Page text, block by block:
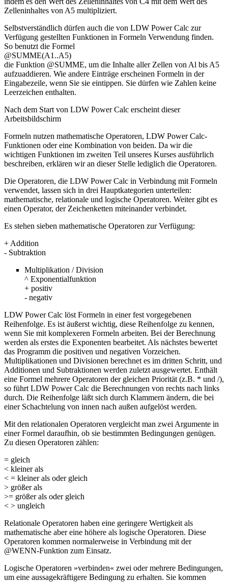
Zelleninhaltes von A5 multipliziert.
Selbstverständlich dürfen auch die von LDW Power Calc zur
Verfügung gestellten Funktionen in Formeln Verwendung finden.
So benutzt die Formel
@SUMME(A1..A5)
die Funktion @SUMME, um die Inhalte aller Zellen von Al bis A5
aufzuaddieren. Wie andere Einträge erscheinen Formeln in der
Eingabezeile, wenn Sie sie eintippen. Sie dürfen wie Zahlen keine
Leerzeichen enthalten.
Nach dem Start von LDW Power Calc erscheint dieser
Arbeitsbildschirm
Formeln nutzen mathematische Operatoren, LDW Power Calc-
Funktionen oder eine Kombination von beiden. Da wir die
wichtigen Funktionen im zweiten Teil unseres Kurses ausführlich
beschreiben, erklären wir an dieser Stelle lediglich die Operatoren.
Die Operatoren, die LDW Power Calc in Verbindung mit Formeln
verwendet, lassen sich in drei Hauptkategorien unterteilen:
mathematische, relationale und logische Operatoren. Weiter gibt es
einen Operator, der Zeichenketten miteinander verbindet.
Es stehen sieben mathematische Operatoren zur Verfügung:
+ Addition
- Subtraktion
Multiplikation / Division
^ Exponentialfunktion
+ positiv
- negativ
LDW Power Calc löst Formeln in einer fest vorgegebenen
Reihenfolge. Es ist äußerst wichtig, diese Reihenfolge zu kennen,
wenn Sie mit komplexeren Formeln arbeiten. Bei der Berechnung
werden als erstes die Exponenten bearbeitet. Als nächstes bewertet
das Programm die positiven und negativen Vorzeichen.
Multiplikationen und Divisionen berechnet es im dritten Schritt, und
Additionen und Subtraktionen werden zuletzt ausgewertet. Enthält
eine Formel mehrere Operatoren der gleichen Priorität (z.B. * und /),
so führt LDW Power Calc die Berechnungen von rechts nach links
durch. Die Reihenfolge läßt sich durch Klammern ändern, die bei
einer Schachtelung von innen nach außen aufgelöst werden.
Mit den relationalen Operatoren vergleicht man zwei Argumente in
einer Formel daraufhin, ob sie bestimmten Bedingungen genügen.
Zu diesen Operatoren zählen:
= gleich
< kleiner als
< = kleiner als oder gleich
> größer als
>= größer als oder gleich
< > ungleich
Relationale Operatoren haben eine geringere Wertigkeit als
mathematische aber eine höhere als logische Operatoren. Diese
Operatoren kommen normalerweise in Verbindung mit der
@WENN-Funktion zum Einsatz.
Logische Operatoren »verbinden« zwei oder mehrere Bedingungen,
um eine aussagekräftigere Bedingung zu erhalten. Sie kommen